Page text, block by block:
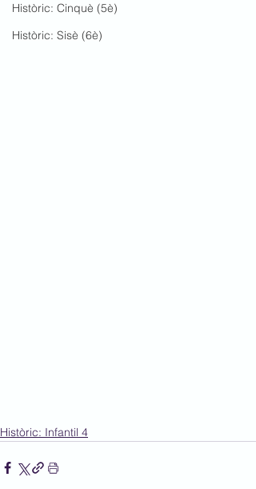
Històric: Cinquè (5è)
Històric: Sisè (6è)
Històric: Infantil 4